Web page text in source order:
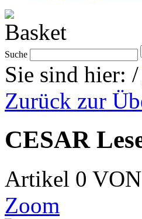
Suche
Sie sind hier: /
Zurück zur
CESAR
Artikel 0
Zoom